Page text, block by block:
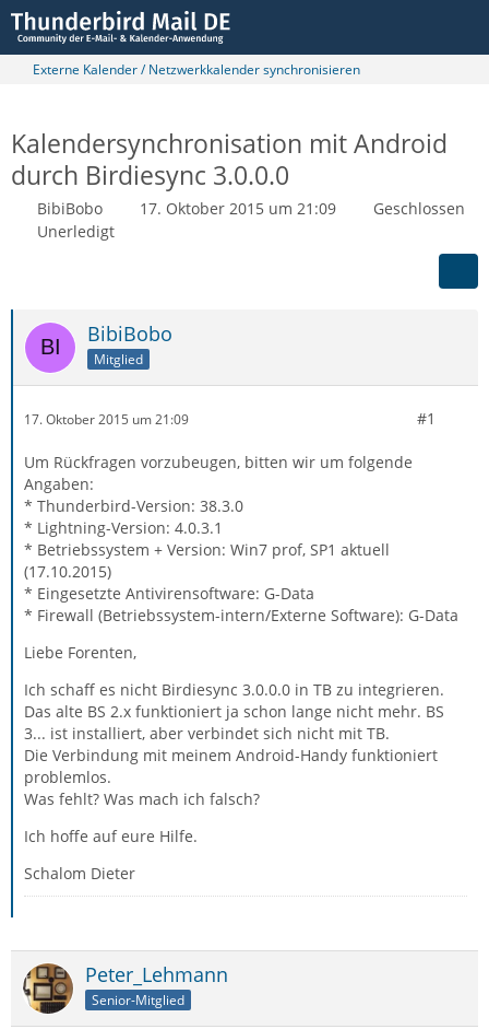
Externe Kalender / Netzwerkkalender synchronisieren
Kalendersynchronisation mit Android
durch Birdiesync 3.0.0.0
BibiBobo 17. Oktober 2015 um 21:09
Geschlossen
Unerledigt
BibiBobo
Mitglied
17. Oktober 2015 um 21:09 #1
Um Rückfragen vorzubeugen, bitten wir um folgende
Angaben:
* Thunderbird-Version: 38.3.0
* Lightning-Version: 4.0.3.1
* Betriebssystem + Version: Win7 prof, SP1 aktuell
(17.10.2015)
* Eingesetzte Antivirensoftware: G-Data
* Firewall (Betriebssystem-intern/Externe Software): G-Data
Liebe Forenten,
Ich schaff es nicht Birdiesync 3.0.0.0 in TB zu integrieren.
Das alte BS 2.x funktioniert ja schon lange nicht mehr. BS
3... ist installiert, aber verbindet sich nicht mit TB.
Die Verbindung mit meinem Android-Handy funktioniert
problemlos.
Was fehlt? Was mach ich falsch?
Ich hoffe auf eure Hilfe.
Schalom Dieter
Peter_Lehmann
Senior-Mitglied